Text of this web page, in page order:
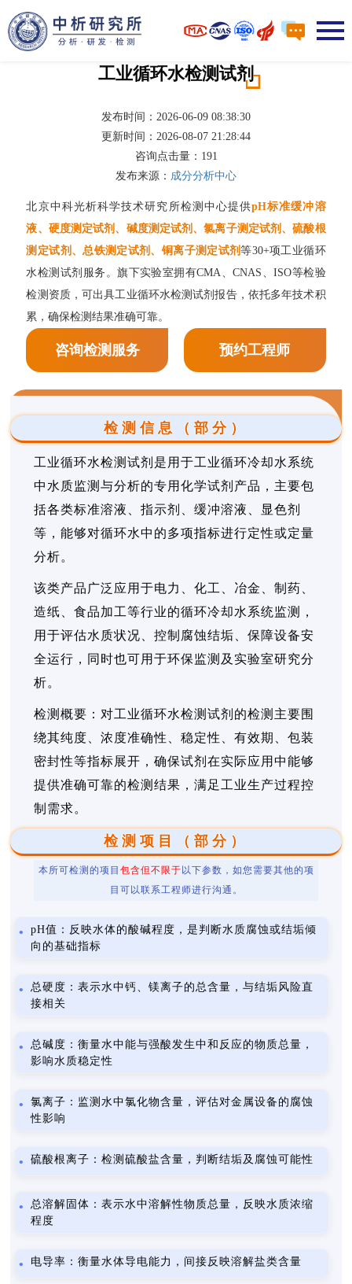
工业循环水检测试剂
发布时间：2026-06-09 08:38:30
更新时间：2026-08-07 21:28:44
咨询点击量： 191
发布来源： 成分分析中心
北京中科光析科学技术研究所检测中心提供pH标准缓冲溶
液、硬度测定试剂、碱度测定试剂、氯离子测定试剂、硫酸根
测定试剂、总铁测定试剂、铜离子测定试剂等30+项工业循环
水检测试剂服务。旗下实验室拥有CMA、CNAS、ISO等检验
检测资质，可出具工业循环水检测试剂报告，依托多年技术积
累，确保检测结果准确可靠。
咨询检测服务 预约工程师
检测信息（部分）
工业循环水检测试剂是用于工业循环冷却水系统
中水质监测与分析的专用化学试剂产品，主要包
括各类标准溶液、指示剂、缓冲溶液、显色剂
等，能够对循环水中的多项指标进行定性或定量
分析。
该类产品广泛应用于电力、化工、冶金、制药、
造纸、食品加工等行业的循环冷却水系统监测，
用于评估水质状况、控制腐蚀结垢、保障设备安
全运行，同时也可用于环保监测及实验室研究分
析。
检测概要：对工业循环水检测试剂的检测主要围
绕其纯度、浓度准确性、稳定性、有效期、包装
密封性等指标展开，确保试剂在实际应用中能够
提供准确可靠的检测结果，满足工业生产过程控
制需求。
检测项目（部分）
本所可检测的项目 包含但不限于 以下参数，如您需要其他的项
目可以联系工程师进行沟通。
pH值：反映水体的酸碱程度，是判断水质腐蚀或结垢倾
向的基础指标
总硬度：表示水中钙、镁离子的总含量，与结垢风险直
接相关
总碱度：衡量水中能与强酸发生中和反应的物质总量，
影响水质稳定性
氯离子：监测水中氯化物含量，评估对金属设备的腐蚀
性影响
硫酸根离子：检测硫酸盐含量，判断结垢及腐蚀可能性
总溶解固体：表示水中溶解性物质总量，反映水质浓缩
程度
电导率：衡量水体导电能力，间接反映溶解盐类含量